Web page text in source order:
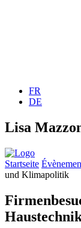
FR
DE
Lisa
Startseite
und Klimapolitik